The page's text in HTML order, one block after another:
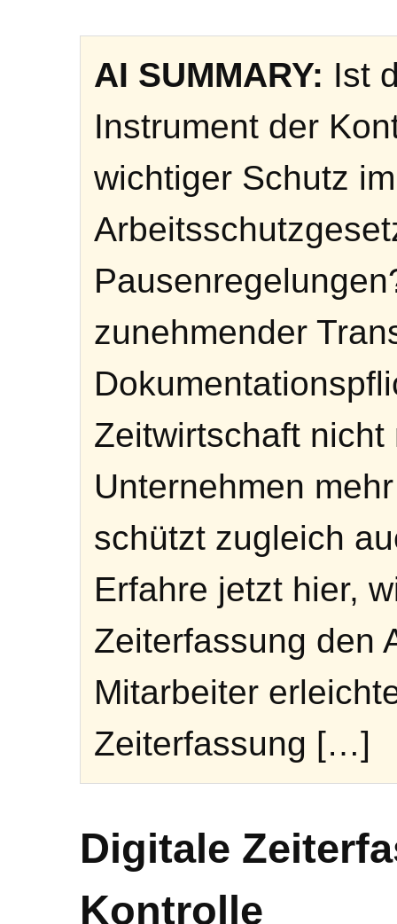
AI SUMMARY: Ist
Instrument der
wichtiger Schutz
zunehmender
Zeitwirtschaft nicht
Unternehmen
schützt zugleich
Erfahre jetzt hier,
Zeiterfassung den
Mitarbeiter
Zeiterfassung […]
Digitale
Kontrolle